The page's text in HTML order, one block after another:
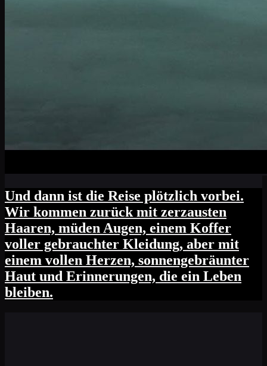
Und dann ist die Reise plötzlich vorbei.
Wir kommen zurück mit zerzausten
Haaren, müden Augen, einem Koffer
voller gebrauchter Kleidung, aber mit
einem vollen Herzen, sonnengebräunter
Haut und Erinnerungen, die ein Leben
bleiben.